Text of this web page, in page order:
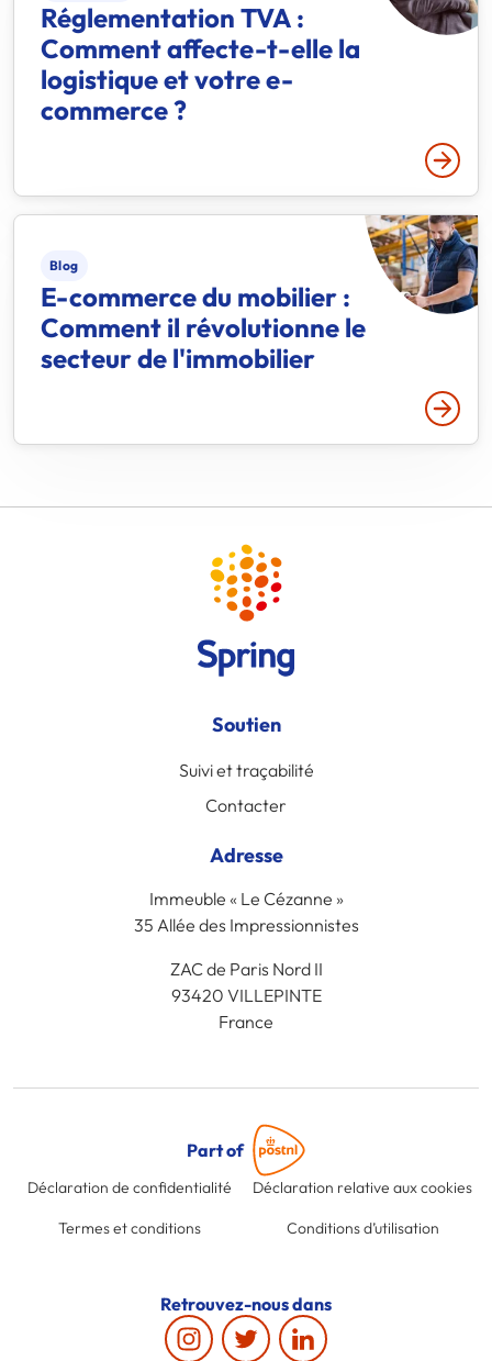
Réglementation TVA :
Comment affecte-t-elle la
logistique et votre e-
commerce ?
Lire
Blog
E-commerce du mobilier :
Comment il révolutionne le
secteur de l'immobilier
Lire
Soutien
Suivi et traçabilité
Contacter
Adresse
Immeuble « Le Cézanne »
35 Allée des Impressionnistes
ZAC de Paris Nord II
93420 VILLEPINTE
France
Part of
Déclaration de confidentialité Déclaration relative aux cookies
Termes et conditions Conditions d’utilisation
Retrouvez-nous dans